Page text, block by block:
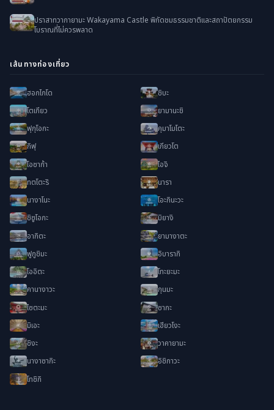
ปราสาทวากายามะ Wakayama Castle พิกัดชมธรรมชาติและสถาปัตยกรรม
โบราณที่ไม่ควรพลาด
เส้นทางท่องเที่ยว
ฮอกไกโด
ชิบะ
โตเกียว
ยามานะชิ
ฟุกุโอกะ
คุมาโมโตะ
กิฟุ
เกียวโต
โอซาก้า
ไอจิ
ทตโตะริ
นารา
นางาโนะ
โอะกินะวะ
ชิซูโอกะ
มิยางิ
อากิตะ
ยามางาตะ
ฟูกูชิมะ
อิบารากิ
โออิตะ
โทะยะมะ
คานางาวะ
กุนมะ
ไซตะมะ
ซากะ
มิเอะ
เฮียวโงะ
ชิงะ
วาคายามะ
นางาซากิะ
อิชิกาวะ
โทชิกิ